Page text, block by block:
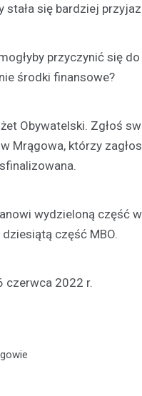
się bardziej
przyczynić się
środki finansowe?
Obywatelski. Zgłoś
Mrągowa, którzy
wydzieloną część
część MBO.
czerwca 2022 r.